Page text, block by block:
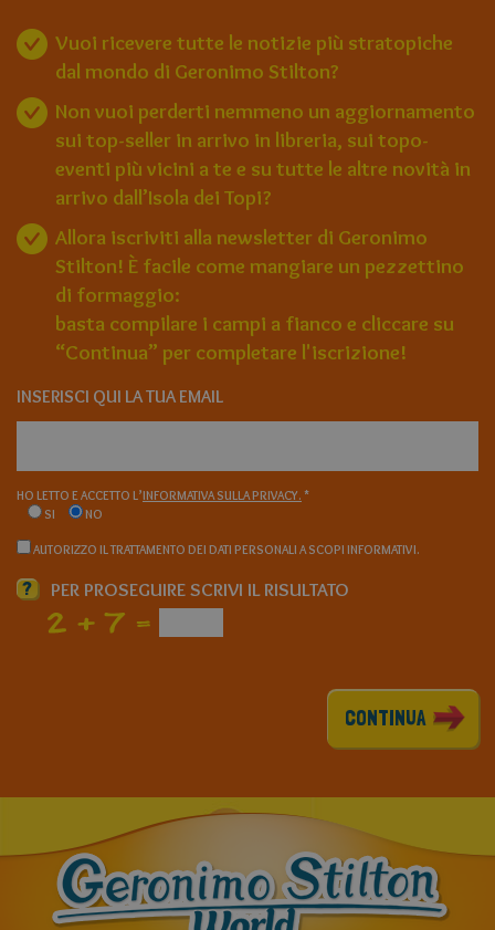
Vuoi ricevere tutte le notizie più stratopiche
dal mondo di Geronimo Stilton?
Non vuoi perderti nemmeno un aggiornamento
sui top-seller in arrivo in libreria, sui topo-
eventi più vicini a te e su tutte le altre novità in
arrivo dall’Isola dei Topi?
Allora iscriviti alla newsletter di Geronimo
Stilton! È facile come mangiare un pezzettino
di formaggio:
basta compilare i campi a fianco e cliccare su
“Continua” per completare l'iscrizione!
INSERISCI QUI LA TUA EMAIL
HO LETTO E ACCETTO L’INFORMATIVA SULLA PRIVACY. *
SI
NO
AUTORIZZO IL TRATTAMENTO DEI DATI PERSONALI A SCOPI INFORMATIVI.
? PER PROSEGUIRE SCRIVI IL RISULTATO